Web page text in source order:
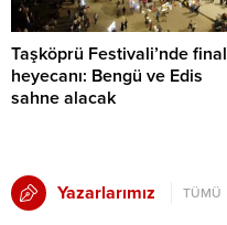
Taşköprü Festivali’nde final
heyecanı: Bengü ve Edis
sahne alacak
Yazarlarımız TÜMÜ